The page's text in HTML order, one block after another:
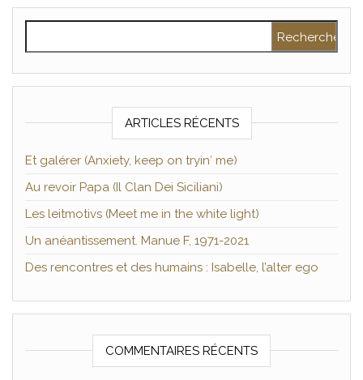
ARTICLES RÉCENTS
Et galérer (Anxiety, keep on tryin′ me)
Au revoir Papa (Il Clan Dei Siciliani)
Les leitmotivs (Meet me in the white light)
Un anéantissement. Manue F, 1971-2021
Des rencontres et des humains : Isabelle, l’alter ego
COMMENTAIRES RÉCENTS